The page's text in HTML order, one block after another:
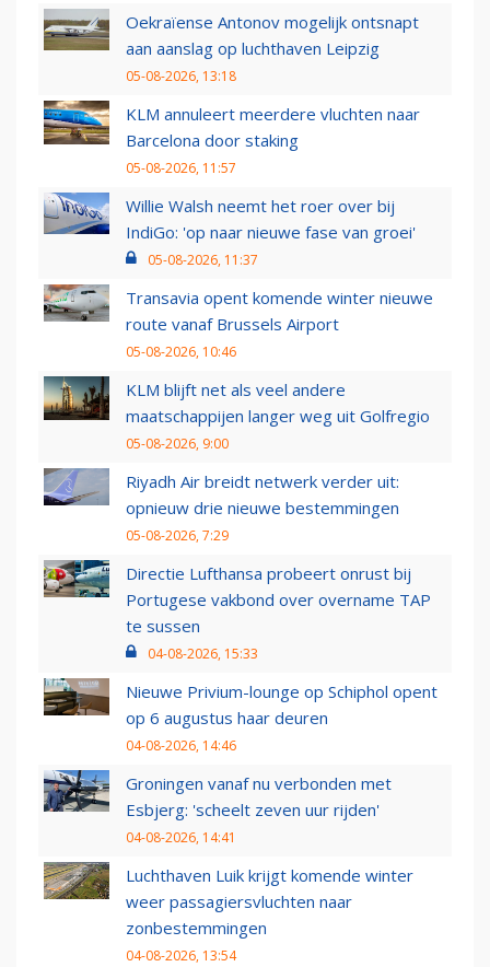
Oekraïense Antonov mogelijk ontsnapt
aan aanslag op luchthaven Leipzig
05-08-2026, 13:18
KLM annuleert meerdere vluchten naar
Barcelona door staking
05-08-2026, 11:57
Willie Walsh neemt het roer over bij
IndiGo: 'op naar nieuwe fase van groei'
05-08-2026, 11:37
Transavia opent komende winter nieuwe
route vanaf Brussels Airport
05-08-2026, 10:46
KLM blijft net als veel andere
maatschappijen langer weg uit Golfregio
05-08-2026, 9:00
Riyadh Air breidt netwerk verder uit:
opnieuw drie nieuwe bestemmingen
05-08-2026, 7:29
Directie Lufthansa probeert onrust bij
Portugese vakbond over overname TAP
te sussen
04-08-2026, 15:33
Nieuwe Privium-lounge op Schiphol opent
op 6 augustus haar deuren
04-08-2026, 14:46
Groningen vanaf nu verbonden met
Esbjerg: 'scheelt zeven uur rijden'
04-08-2026, 14:41
Luchthaven Luik krijgt komende winter
weer passagiersvluchten naar
zonbestemmingen
04-08-2026, 13:54